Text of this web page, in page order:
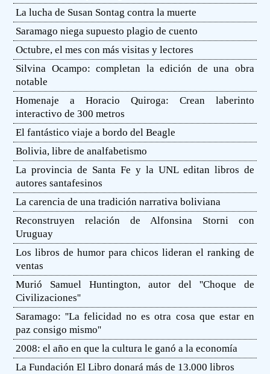
La lucha de Susan Sontag contra la muerte
Saramago niega supuesto plagio de cuento
Octubre, el mes con más visitas y lectores
Silvina Ocampo: completan la edición de una obra
notable
Homenaje a Horacio Quiroga: Crean laberinto
interactivo de 300 metros
El fantástico viaje a bordo del Beagle
Bolivia, libre de analfabetismo
La provincia de Santa Fe y la UNL editan libros de
autores santafesinos
La carencia de una tradición narrativa boliviana
Reconstruyen relación de Alfonsina Storni con
Uruguay
Los libros de humor para chicos lideran el ranking de
ventas
Murió Samuel Huntington, autor del ''Choque de
Civilizaciones''
Saramago: ''La felicidad no es otra cosa que estar en
paz consigo mismo''
2008: el año en que la cultura le ganó a la economía
La Fundación El Libro donará más de 13.000 libros